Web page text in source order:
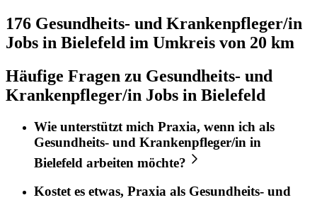
176 Gesundheits- und Krankenpfleger/in
Jobs in Bielefeld im Umkreis von 20 km
Häufige Fragen zu Gesundheits- und
Krankenpfleger/in Jobs in Bielefeld
Wie unterstützt mich Praxia, wenn ich als
Gesundheits- und Krankenpfleger/in in
Bielefeld arbeiten möchte?
Kostet es etwas, Praxia als Gesundheits- und